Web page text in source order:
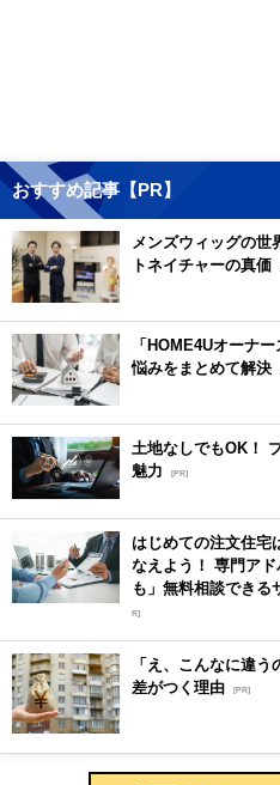
おすすめ記事【PR】
メンズウィッグの世
トネイチャーの真価
「HOME4Uオーナ
悩みをまとめて解決
土地なしでもOK！
魅力
[PR]
はじめての注文住宅
なえよう！ 専門ア
も」無料相談できる
R]
「え、こんなに違
差がつく理由 [PR]